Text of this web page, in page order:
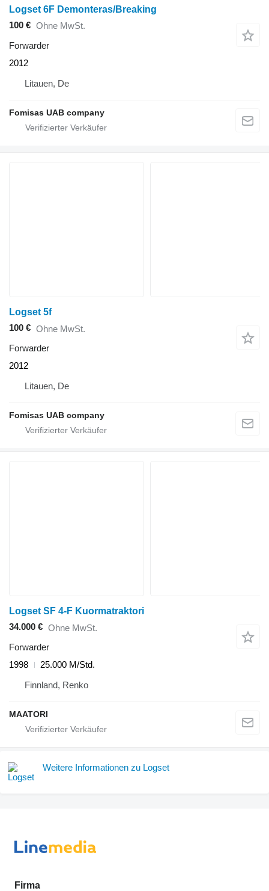
Logset 6F Demonteras/Breaking
100 € Ohne MwSt.
Forwarder
2012
Litauen, De
Fomisas UAB company
Logset 5f
100 € Ohne MwSt.
Forwarder
2012
Litauen, De
Fomisas UAB company
Logset SF 4-F Kuormatraktori
34.000 € Ohne MwSt.
Forwarder
1998
25.000 M/Std.
Finnland, Renko
MAATORI
Weitere Informationen zu Logset
Firma